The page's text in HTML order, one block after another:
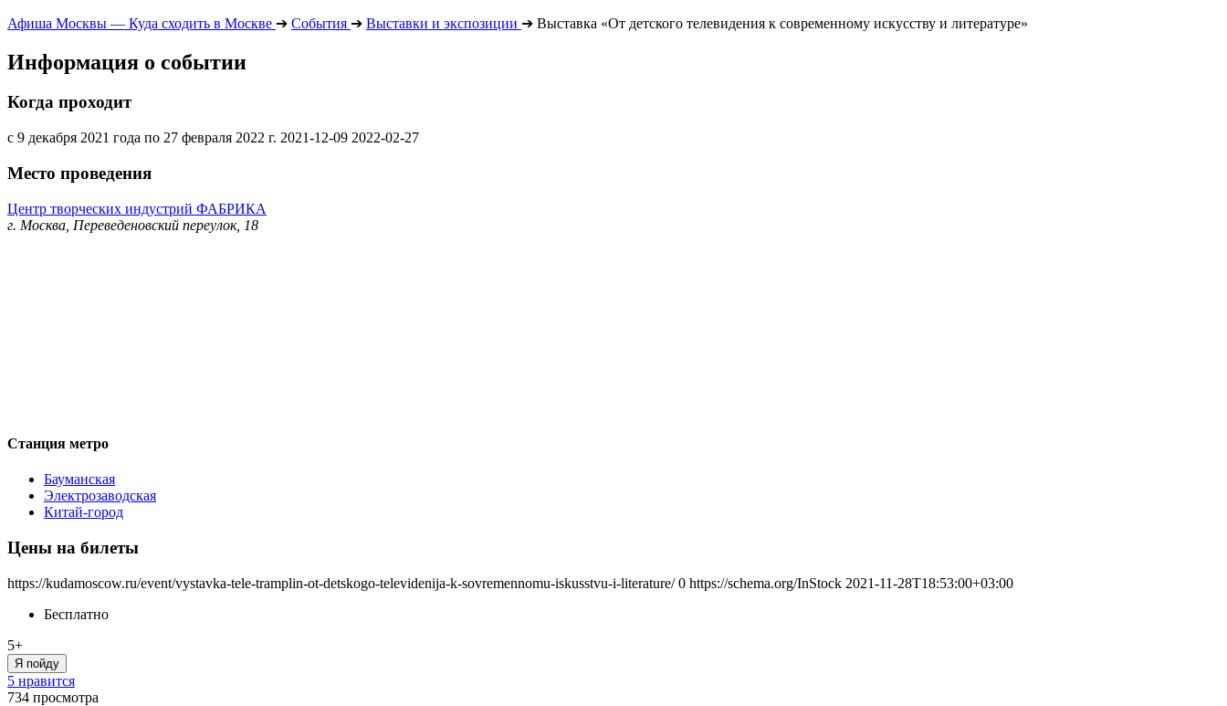
Афиша Москвы — Куда сходить в Москве ➔ События ➔ Выставки и экспозиции ➔ Выставка «От детского телевидения к современному искусству и литературе»
Информация о событии
Когда проходит
с 9 декабря 2021 года по 27 февраля 2022 г. 2021-12-09 2022-02-27
Место проведения
Центр творческих индустрий ФАБРИКА
г. Москва, Переведеновский переулок, 18
Станция метро
Бауманская
Электрозаводская
Китай-город
Цены на билеты
https://kudamoscow.ru/event/vystavka-tele-tramplin-ot-detskogo-televidenija-k-sovremennomu-iskusstvu-i-literature/ 0 https://schema.org/InStock 2021-11-28T18:53:00+03:00
Бесплатно
5+
Я пойду
5 нравится
734 просмотра